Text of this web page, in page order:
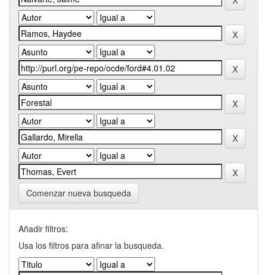
Comenzar nueva busqueda
Añadir filtros:
Usa los filtros para afinar la busqueda.